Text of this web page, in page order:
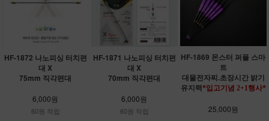
HF-1872 나노피싱 터치편
대 X
75mm 직각편대
6,000원
60원 적립
HF-1871 나노피싱 터치편
대 X
70mm 직각편대
6,000원
60원 적립
HF-1869 몬스터 퍼플 스마
트
대물전자찌.초장시간 밝기
유지력*입고기념 2+1행사*
25,000원